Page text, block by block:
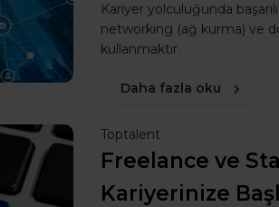
Kariyer yolculuğunda
networking (ağ kurma) ve
kullanmaktır.
Daha fazla oku
Toptalent
Freelance ve
Kariyerinize